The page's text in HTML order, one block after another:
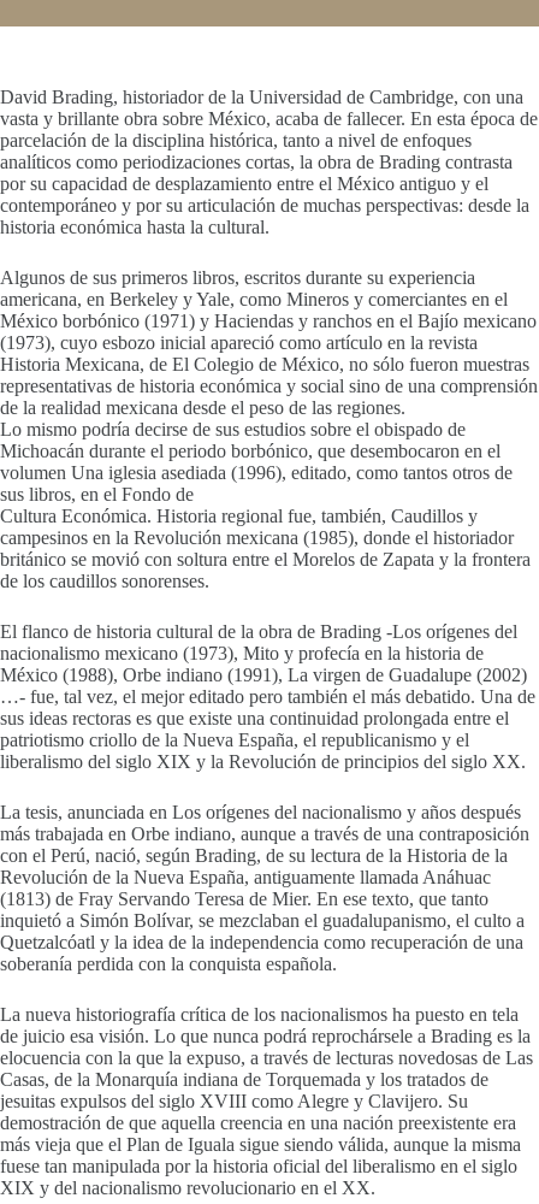
David Brading, historiador de la Universidad de Cambridge, con una
vasta y brillante obra sobre México, acaba de fallecer. En esta época de
parcelación de la disciplina histórica, tanto a nivel de enfoques
analíticos como periodizaciones cortas, la obra de Brading contrasta
por su capacidad de desplazamiento entre el México antiguo y el
contemporáneo y por su articulación de muchas perspectivas: desde la
historia económica hasta la cultural.
Algunos de sus primeros libros, escritos durante su experiencia
americana, en Berkeley y Yale, como Mineros y comerciantes en el
México borbónico (1971) y Haciendas y ranchos en el Bajío mexicano
(1973), cuyo esbozo inicial apareció como artículo en la revista
Historia Mexicana, de El Colegio de México, no sólo fueron muestras
representativas de historia económica y social sino de una comprensión
de la realidad mexicana desde el peso de las regiones.
Lo mismo podría decirse de sus estudios sobre el obispado de
Michoacán durante el periodo borbónico, que desembocaron en el
volumen Una iglesia asediada (1996), editado, como tantos otros de
sus libros, en el Fondo de
Cultura Económica. Historia regional fue, también, Caudillos y
campesinos en la Revolución mexicana (1985), donde el historiador
británico se movió con soltura entre el Morelos de Zapata y la frontera
de los caudillos sonorenses.
El flanco de historia cultural de la obra de Brading -Los orígenes del
nacionalismo mexicano (1973), Mito y profecía en la historia de
México (1988), Orbe indiano (1991), La virgen de Guadalupe (2002)
…- fue, tal vez, el mejor editado pero también el más debatido. Una de
sus ideas rectoras es que existe una continuidad prolongada entre el
patriotismo criollo de la Nueva España, el republicanismo y el
liberalismo del siglo XIX y la Revolución de principios del siglo XX.
La tesis, anunciada en Los orígenes del nacionalismo y años después
más trabajada en Orbe indiano, aunque a través de una contraposición
con el Perú, nació, según Brading, de su lectura de la Historia de la
Revolución de la Nueva España, antiguamente llamada Anáhuac
(1813) de Fray Servando Teresa de Mier. En ese texto, que tanto
inquietó a Simón Bolívar, se mezclaban el guadalupanismo, el culto a
Quetzalcóatl y la idea de la independencia como recuperación de una
soberanía perdida con la conquista española.
La nueva historiografía crítica de los nacionalismos ha puesto en tela
de juicio esa visión. Lo que nunca podrá reprochársele a Brading es la
elocuencia con la que la expuso, a través de lecturas novedosas de Las
Casas, de la Monarquía indiana de Torquemada y los tratados de
jesuitas expulsos del siglo XVIII como Alegre y Clavijero. Su
demostración de que aquella creencia en una nación preexistente era
más vieja que el Plan de Iguala sigue siendo válida, aunque la misma
fuese tan manipulada por la historia oficial del liberalismo en el siglo
XIX y del nacionalismo revolucionario en el XX.